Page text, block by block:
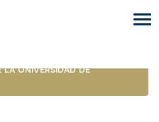
Universidad de